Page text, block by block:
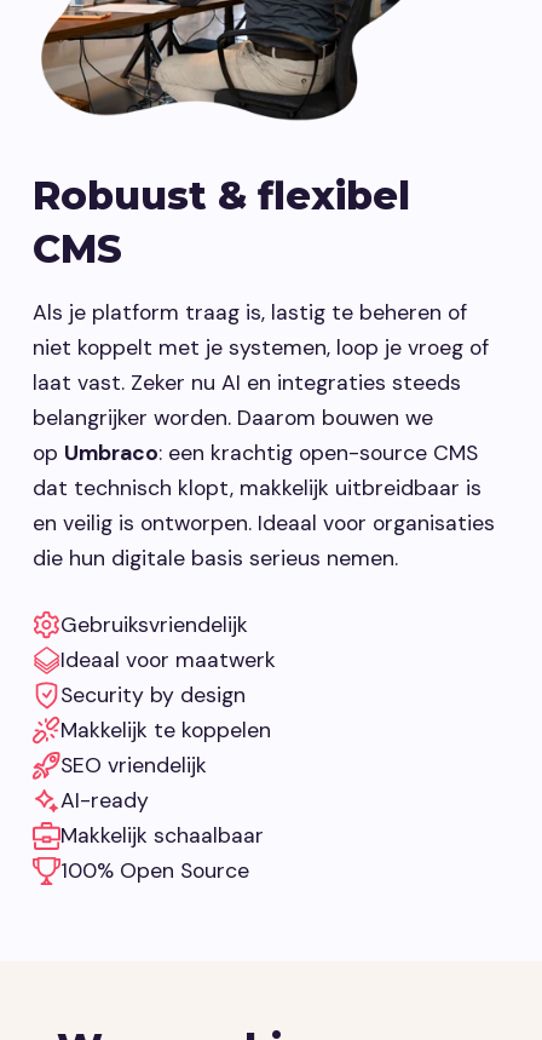
Robuust & flexibel
CMS
Als je platform traag is, lastig te beheren of
niet koppelt met je systemen, loop je vroeg of
laat vast. Zeker nu AI en integraties steeds
belangrijker worden. Daarom bouwen we
op Umbraco: een krachtig open-source CMS
dat technisch klopt, makkelijk uitbreidbaar is
en veilig is ontworpen. Ideaal voor organisaties
die hun digitale basis serieus nemen.
Gebruiksvriendelijk
Ideaal voor maatwerk
Security by design
Makkelijk te koppelen
SEO vriendelijk
AI-ready
Makkelijk schaalbaar
100% Open Source